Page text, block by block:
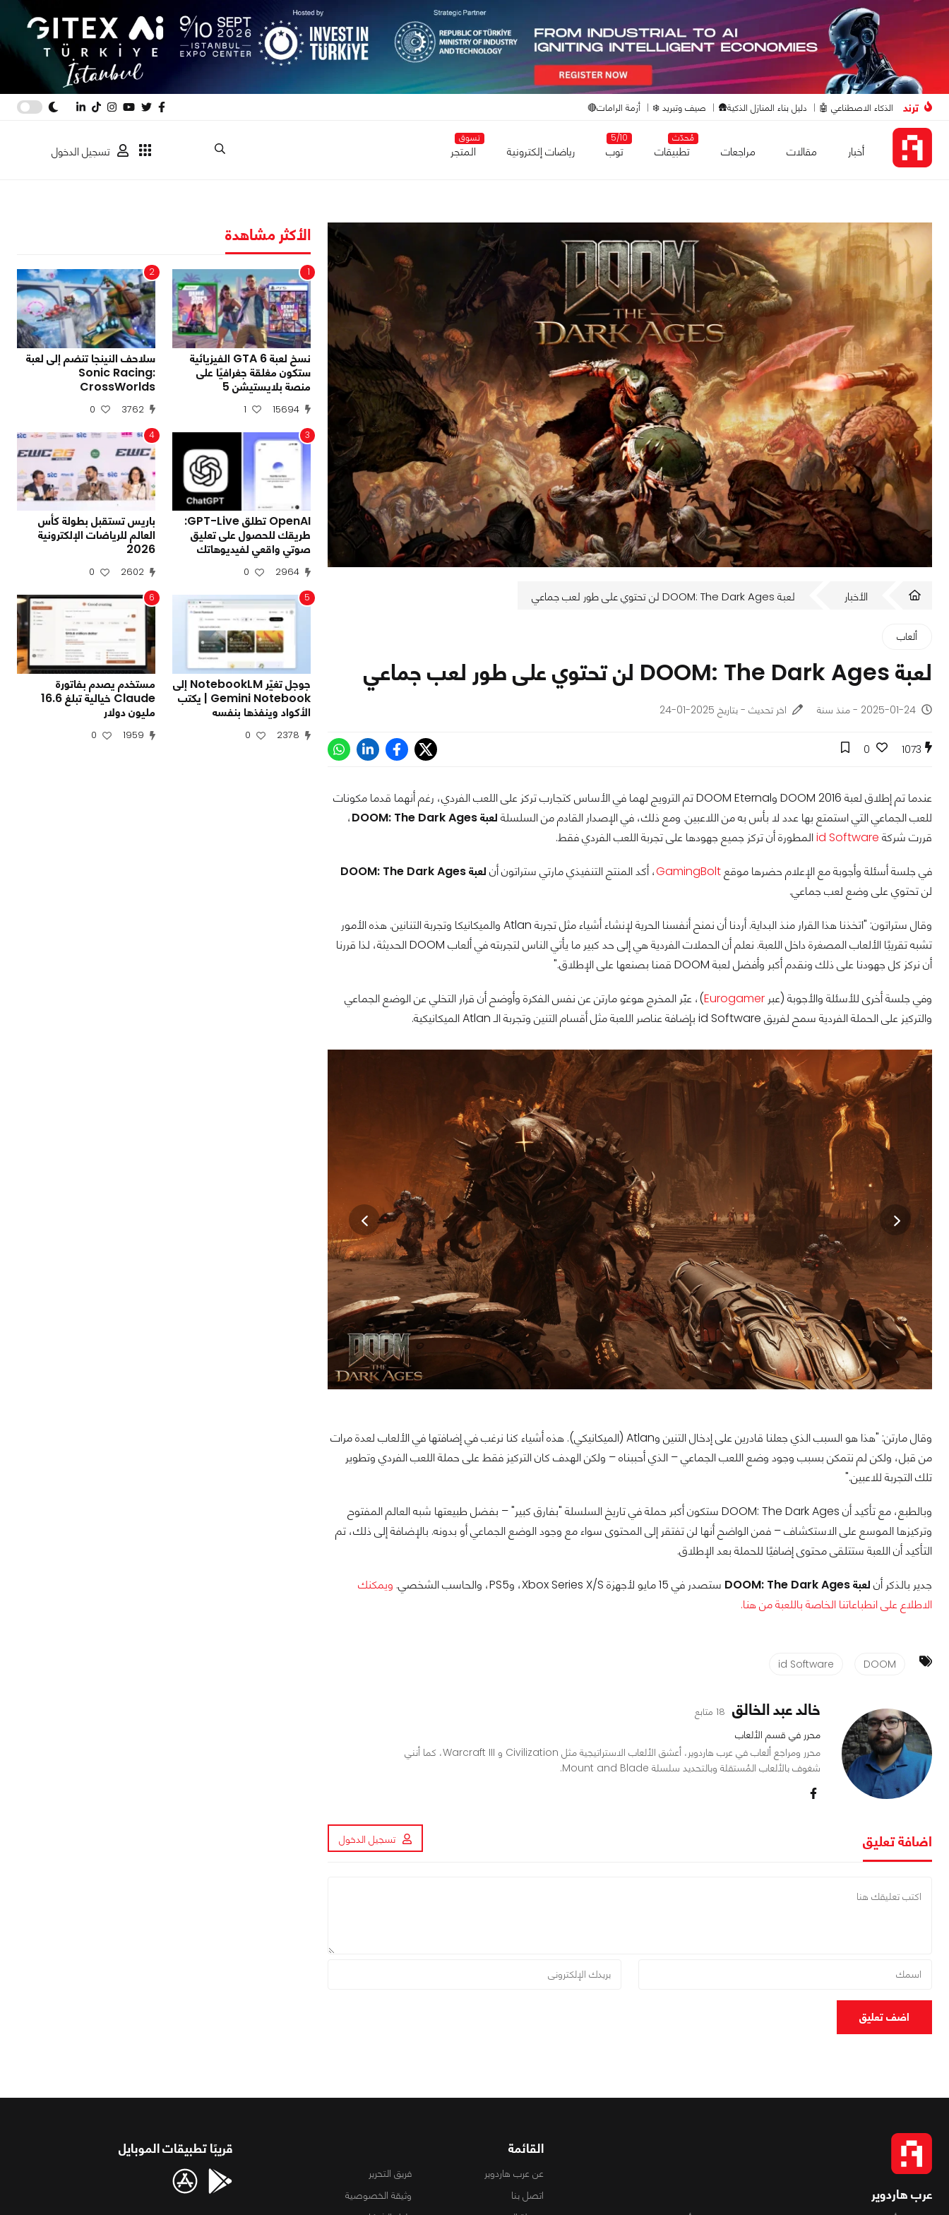
ترند الذكاء الاصطناعي 🤖 دليل بناء المنازل الذكية🛖 صيف وتبريد ❄️ أزمة الرامات🔴
أخبار مقالات مراجعات
مُحدّث
تطبيقات
5/10
توب رياضات إلكترونية
تسوق
المتجر تسجيل الدخول
الأخبار لعبة DOOM: The Dark Ages لن تحتوي على طور لعب جماعي
ألعاب
لعبة DOOM: The Dark Ages لن تحتوي على طور لعب جماعي
2025-01-24 - منذ سنة اخر تحديث - بتاريخ 2025-01-24
1073
0
عندما تم إطلاق لعبة DOOM 2016 وDOOM Eternal تم الترويج لهما في الأساس كتجارب تركز على اللعب الفردي، رغم أنهما قدما مكونات
للعب الجماعي التي استمتع بها عدد لا بأس به من اللاعبين. ومع ذلك، في الإصدار القادم من السلسلة لعبة DOOM: The Dark Ages
،
قررت شركة id Softwareالمطورة أن تركز جميع جهودها على تجربة اللعب الفردي فقط.
في جلسة أسئلة وأجوبة مع الإعلام حضرها موقع GamingBolt، أكد المنتج التنفيذي مارتي ستراتون أن لعبة DOOM: The Dark Ages
لن تحتوي على وضع لعب جماعي.
وقال ستراتون: "اتخذنا هذا القرار منذ البداية. أردنا أن نمنح أنفسنا الحرية لإنشاء أشياء مثل تجربة Atlan والميكانيكا وتجربة التنانين. هذه الأمور
تشبه تقريبًا الألعاب المصغرة داخل اللعبة. نعلم أن الحملات الفردية هي إلى حد كبير ما يأتي الناس لتجربته في ألعاب DOOM الحديثة، لذا قررنا
أن نركز كل جهودنا على ذلك ونقدم أكبر وأفضل لعبة DOOM قمنا بصنعها على الإطلاق."
وفي جلسة أخرى للأسئلة والأجوبة (عبر Eurogamer)، عبّر المخرج هوغو مارتن عن نفس الفكرة وأوضح أن قرار التخلي عن الوضع الجماعي
والتركيز على الحملة الفردية سمح لفريق id Software بإضافة عناصر اللعبة مثل أقسام التنين وتجربة الـ Atlan الميكانيكية.
وقال مارتن: "هذا هو السبب الذي جعلنا قادرين على إدخال التنين وAtlan (الميكانيكي). هذه أشياء كنا نرغب في إضافتها في الألعاب لعدة مرات
من قبل، ولكن لم نتمكن بسبب وجود وضع اللعب الجماعي – الذي أحببناه – ولكن الهدف كان التركيز فقط على حملة اللعب الفردي وتطوير
تلك التجربة للاعبين."
وبالطبع، مع تأكيد أن DOOM: The Dark Ages ستكون أكبر حملة في تاريخ السلسلة "بفارق كبير" – بفضل طبيعتها شبه العالم المفتوح
وتركيزها الموسع على الاستكشاف – فمن الواضح أنها لن تفتقر إلى المحتوى سواء مع وجود الوضع الجماعي أو بدونه. بالإضافة إلى ذلك، تم
التأكيد أن اللعبة ستتلقى محتوى إضافيًا للحملة بعد الإطلاق.
جدير بالذكر أن لعبة DOOM: The Dark Ages ستصدر في 15 مايو لأجهزة Xbox Series X/S، وPS5، والحاسب الشخصي.
ويمكنك
الاطلاع على انطباعاتنا الخاصة باللعبة من هنا.
DOOM
id Software
خالد عبد الخالق 18 متابع
محرر في قسم الألعاب
محرر ومراجع ألعاب في عرب هاردوير، أعشق الألعاب الاستراتيجية مثل Civilization و Warcraft III، كما أنني
شغوف بالألعاب المُستقلة وبالتحديد سلسلة Mount and Blade.
اضافة تعليق تسجيل الدخول
اضف تعليق
الأكثر مشاهدة
1
نسخ لعبة GTA 6 الفيزيائية
ستكون مغلقة جغرافيًا على
منصة بلايستيشن 5
15694
1
2
سلاحف النينجا تنضم إلى لعبة
Sonic Racing:
CrossWorlds
3762
0
3
OpenAI تطلق GPT-Live:
طريقك للحصول على تعليق
صوتي واقعي لفيديوهاتك
2964
0
4
باريس تستقبل بطولة كأس
العالم للرياضات الإلكترونية
2026
2602
0
5
جوجل تغيّر NotebookLM إلى
Gemini Notebook | يكتب
الأكواد وينفذها بنفسه
2378
0
6
مستخدم يصدم بفاتورة
Claude خيالية تبلغ 16.6
مليون دولار
1959
0
عرب هاردوير
القائمة
عن عرب هاردوير
فريق التحرير
اتصل بنا
وثيقة الخصوصية
قريبًا تطبيقات الموبايل